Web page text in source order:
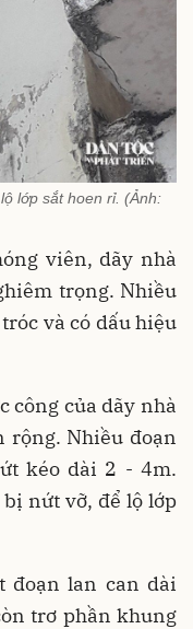
lớp sắt hoen rỉ. (Ảnh:
viên, dãy nhà
trọng. Nhiều
và có dấu hiệu
công của dãy nhà
rộng. Nhiều đoạn
kéo dài 2 - 4m.
nứt vỡ, để lộ lớp
đoạn lan can dài
trơ phần khung